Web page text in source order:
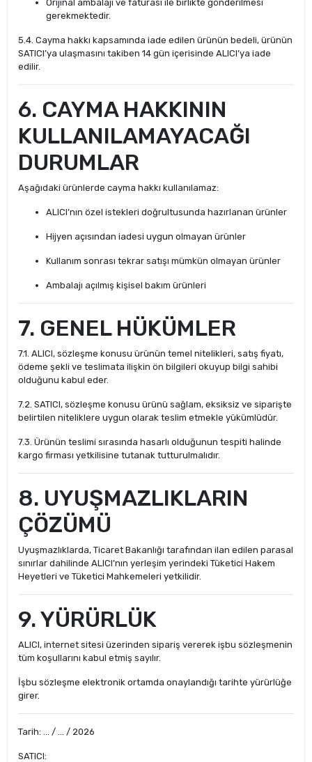
Orijinal ambalajı ve faturası ile birlikte gönderilmesi
gerekmektedir.
5.4. Cayma hakkı kapsamında iade edilen ürünün bedeli, ürünün
SATICI’ya ulaşmasını takiben 14 gün içerisinde ALICI’ya iade
edilir.
6. CAYMA HAKKININ
KULLANILAMAYACAĞI
DURUMLAR
Aşağıdaki ürünlerde cayma hakkı kullanılamaz:
ALICI’nın özel istekleri doğrultusunda hazırlanan ürünler
Hijyen açısından iadesi uygun olmayan ürünler
Kullanım sonrası tekrar satışı mümkün olmayan ürünler
Ambalajı açılmış kişisel bakım ürünleri
7. GENEL HÜKÜMLER
7.1. ALICI, sözleşme konusu ürünün temel nitelikleri, satış fiyatı,
ödeme şekli ve teslimata ilişkin ön bilgileri okuyup bilgi sahibi
olduğunu kabul eder.
7.2. SATICI, sözleşme konusu ürünü sağlam, eksiksiz ve siparişte
belirtilen niteliklere uygun olarak teslim etmekle yükümlüdür.
7.3. Ürünün teslimi sırasında hasarlı olduğunun tespiti halinde
kargo firması yetkilisine tutanak tutturulmalıdır.
8. UYUŞMAZLIKLARIN
ÇÖZÜMÜ
Uyuşmazlıklarda, Ticaret Bakanlığı tarafından ilan edilen parasal
sınırlar dahilinde ALICI’nın yerleşim yerindeki Tüketici Hakem
Heyetleri ve Tüketici Mahkemeleri yetkilidir.
9. YÜRÜRLÜK
ALICI, internet sitesi üzerinden sipariş vererek işbu sözleşmenin
tüm koşullarını kabul etmiş sayılır.
İşbu sözleşme elektronik ortamda onaylandığı tarihte yürürlüğe
girer.
Tarih: … / … / 2026
SATICI: